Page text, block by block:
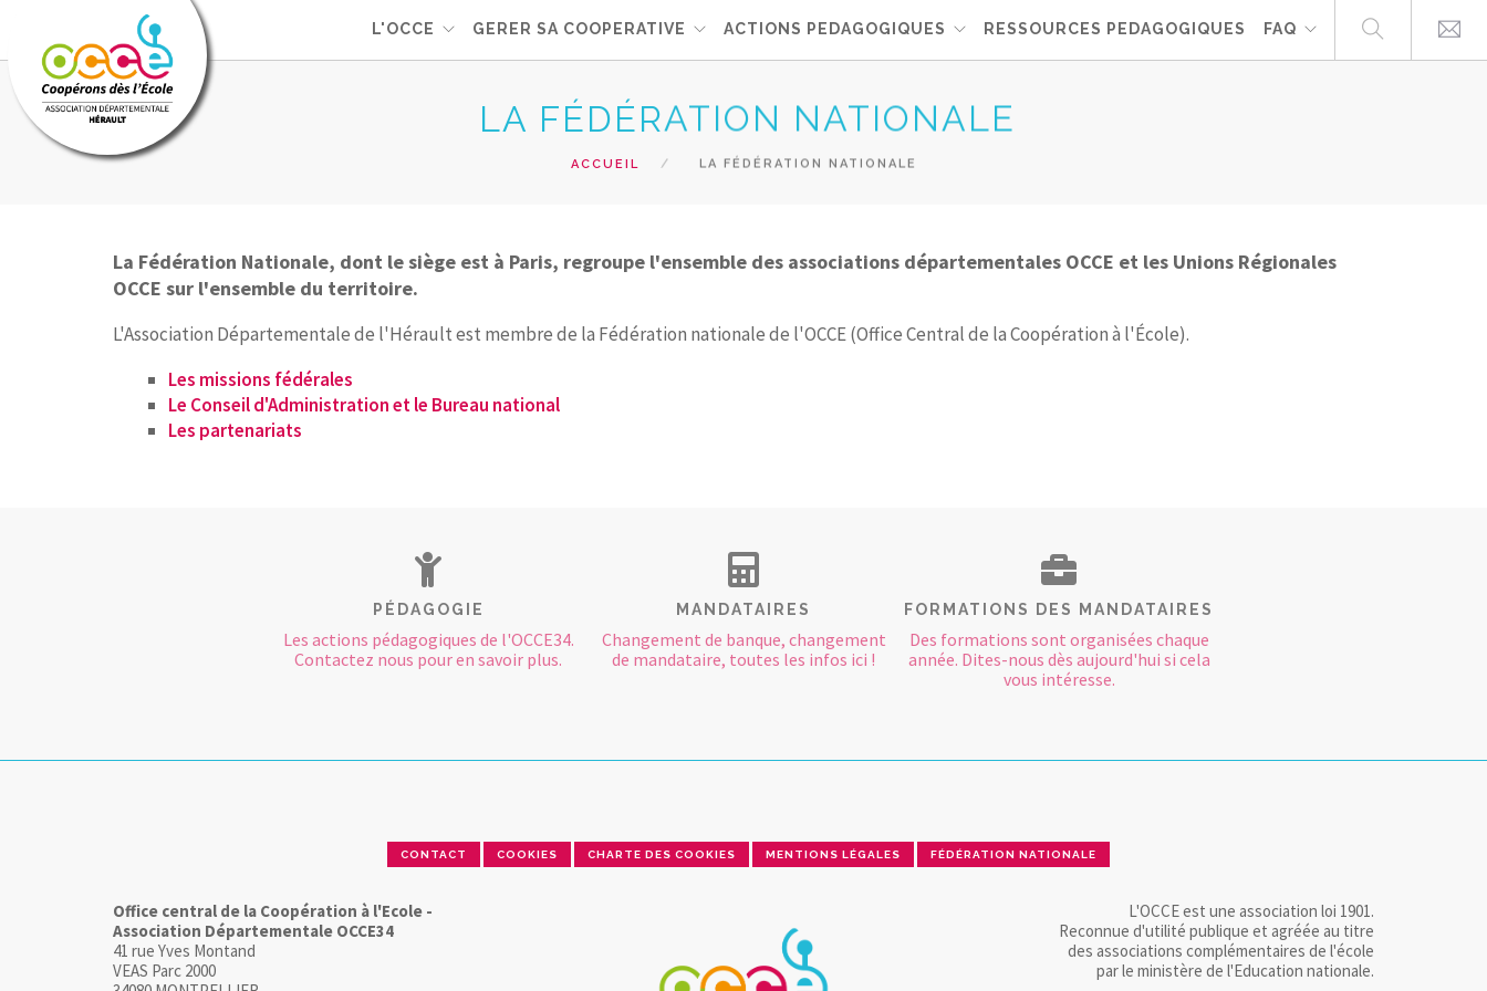
L'OCCE GERER SA COOPERATIVE ACTIONS PEDAGOGIQUES RESSOURCES PEDAGOGIQUES FAQ
LA FÉDÉRATION NATIONALE
ACCUEIL LA FÉDÉRATION NATIONALE
La Fédération Nationale, dont le siège est à Paris, regroupe l'ensemble des associations départementales OCCE et les Unions Régionales
OCCE sur l'ensemble du territoire.
L'Association Départementale de l'Hérault est membre de la Fédération nationale de l'OCCE (Office Central de la Coopération à l'École).
Les missions fédérales
Le Conseil d'Administration et le Bureau national
Les partenariats
PÉDAGOGIE
Les actions pédagogiques de l'OCCE34.
Contactez nous pour en savoir plus.
MANDATAIRES
Changement de banque, changement
de mandataire, toutes les infos ici !
FORMATIONS DES MANDATAIRES
Des formations sont organisées chaque
année. Dites-nous dès aujourd'hui si cela
vous intéresse.
CONTACT COOKIES CHARTE DES COOKIES MENTIONS LÉGALES FÉDÉRATION NATIONALE
Office central de la Coopération à l'Ecole -
Association Départementale OCCE34
41 rue Yves Montand
VEAS Parc 2000
L'OCCE est une association loi 1901.
Reconnue d'utilité publique et agréée au titre
des associations complémentaires de l'école
par le ministère de l'Education nationale.